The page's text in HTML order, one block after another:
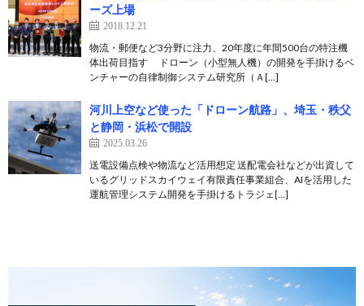
ーズ上場
2018.12.21
物流・郵便など3分野に注力、20年度に年間500台の特注機
体出荷目指す ドローン（小型無人機）の開発を手掛けるベ
ンチャーの自律制御システム研究所（Ａ[…]
河川上空など使った「ドローン航路」、埼玉・秩父
と静岡・浜松で開設
2025.03.26
送電設備点検や物流など活用想定 送配電会社などが出資して
いるグリッドスカイウェイ有限責任事業組合、AIを活用した
運航管理システム開発を手掛けるトラジェ[…]